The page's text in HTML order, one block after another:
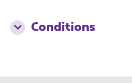
Conditions